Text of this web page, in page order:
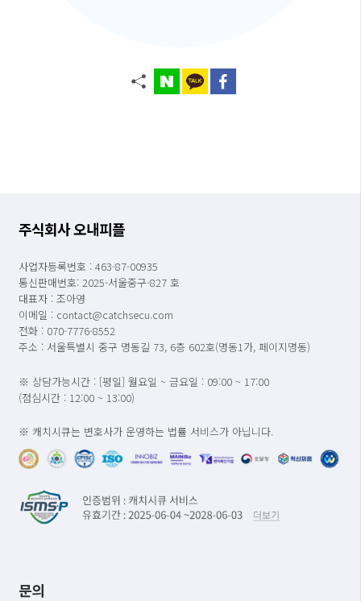
주식회사 오내피플
사업자등록번호 : 463-87-00935
통신판매번호: 2025-서울중구-827 호
대표자 : 조아영
이메일 : contact@catchsecu.com
전화 : 070-7776-8552
주소 : 서울특별시 중구 명동길 73, 6층 602호(명동1가, 페이지명동)
※ 상담가능시간 : [평일] 월요일 ~ 금요일 : 09:00 ~ 17:00
(점심시간 : 12:00 ~ 13:00)
※ 캐치시큐는 변호사가 운영하는 법률 서비스가 아닙니다.
문의